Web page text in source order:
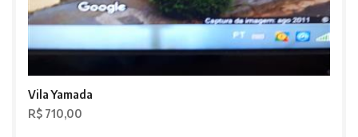
Vila Yamada
R$ 710,00